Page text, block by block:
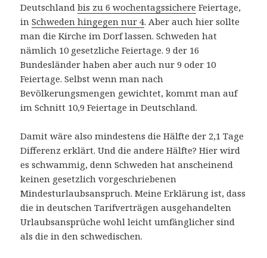
Deutschlandbis zu 6 wochentagssichere Feiertage,
inSchweden hingegen nur 4. Aber auch hier sollte
man die Kirche im Dorf lassen. Schweden hat
nämlich 10 gesetzliche Feiertage. 9 der 16
Bundesländer haben aber auch nur 9 oder 10
Feiertage. Selbst wenn man nach
Bevölkerungsmengen gewichtet, kommt man auf
im Schnitt 10,9 Feiertage in Deutschland.
Damit wäre also mindestens die Hälfte der 2,1 Tage
Differenz erklärt. Und die andere Hälfte? Hier wird
es schwammig, denn Schweden hat anscheinend
keinen gesetzlich vorgeschriebenen
Mindesturlaubsanspruch. Meine Erklärung ist, dass
die in deutschen Tarifverträgen ausgehandelten
Urlaubsansprüche wohl leicht umfänglicher sind
als die in den schwedischen.